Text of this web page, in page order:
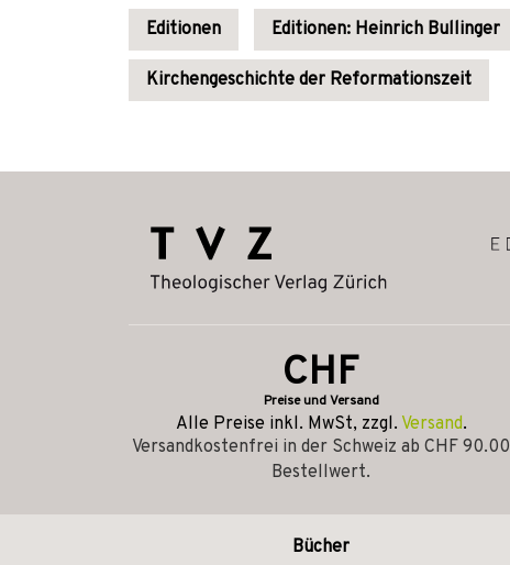
Editionen Editionen: Heinrich Bullinger
Kirchengeschichte der Reformationszeit
CHF
Preise und Versand
Alle Preise inkl. MwSt, zzgl. Versand.
Versandkostenfrei in der Schweiz ab CHF 90.00
Bestellwert.
Bücher